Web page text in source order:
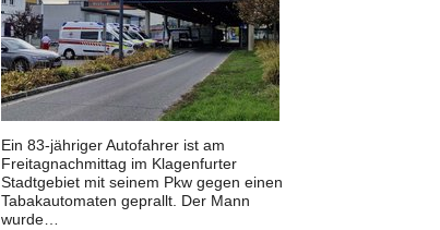
Ein 83-jähriger Autofahrer ist am
Freitagnachmittag im Klagenfurter
Stadtgebiet mit seinem Pkw gegen einen
Tabakautomaten geprallt. Der Mann
wurde…